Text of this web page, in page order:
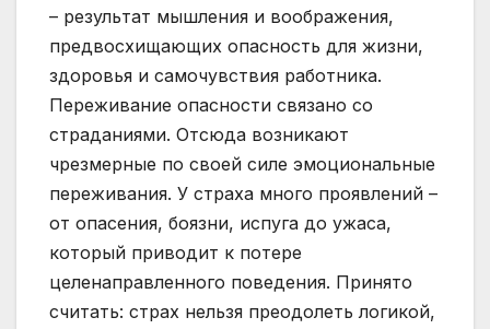
– результат мышления и воображения,
предвосхищающих опасность для жизни,
здоровья и самочувствия работника.
Переживание опасности связано со
страданиями. Отсюда возникают
чрезмерные по своей силе эмоциональные
переживания. У страха много проявлений –
от опасения, боязни, испуга до ужаса,
который приводит к потере
целенаправленного поведения. Принято
считать: страх нельзя преодолеть логикой,